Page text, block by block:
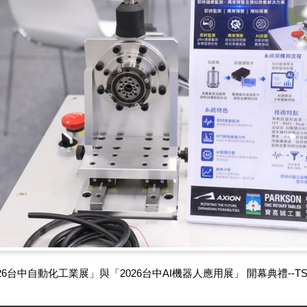
台中自動化工業展」與「2026台中AI機器人應用展」 開幕典禮--